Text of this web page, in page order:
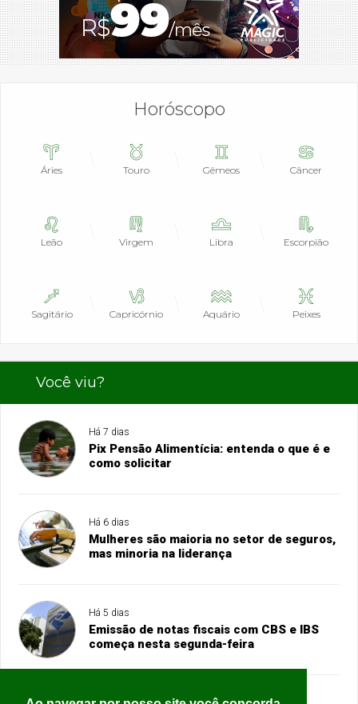
Horóscopo
Áries Touro Gêmeos Câncer
Leão Virgem Libra Escorpião
Sagitário Capricórnio Aquário Peixes
Você viu?
Há 7 dias
Pix Pensão Alimentícia: entenda o que é e
como solicitar
Há 6 dias
Mulheres são maioria no setor de seguros,
mas minoria na liderança
Há 5 dias
Emissão de notas fiscais com CBS e IBS
começa nesta segunda-feira